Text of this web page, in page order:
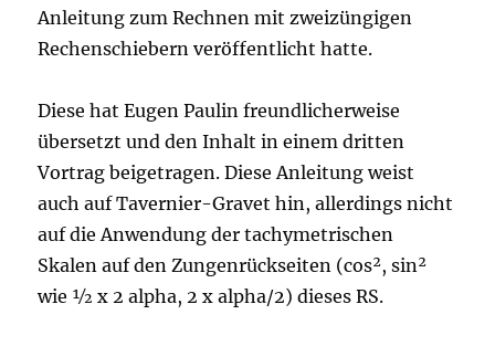
Anleitung zum Rechnen mit zweizüngigen
Rechenschiebern veröffentlicht hatte.
Diese hat Eugen Paulin freundlicherweise
übersetzt und den Inhalt in einem dritten
Vortrag beigetragen. Diese Anleitung weist
auch auf Tavernier-Gravet hin, allerdings nicht
auf die Anwendung der tachymetrischen
Skalen auf den Zungenrückseiten (cos², sin²
wie ½ x 2 alpha, 2 x alpha/2) dieses RS.